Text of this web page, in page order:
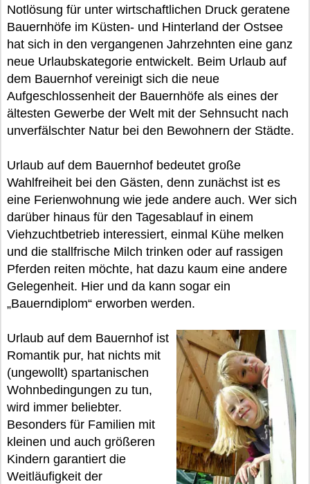
Notlösung für unter wirtschaftlichen Druck geratene
Bauernhöfe im Küsten- und Hinterland der Ostsee
hat sich in den vergangenen Jahrzehnten eine ganz
neue Urlaubskategorie entwickelt. Beim Urlaub auf
dem Bauernhof vereinigt sich die neue
Aufgeschlossenheit der Bauernhöfe als eines der
ältesten Gewerbe der Welt mit der Sehnsucht nach
unverfälschter Natur bei den Bewohnern der Städte.
Urlaub auf dem Bauernhof bedeutet große
Wahlfreiheit bei den Gästen, denn zunächst ist es
eine Ferienwohnung wie jede andere auch. Wer sich
darüber hinaus für den Tagesablauf in einem
Viehzuchtbetrieb interessiert, einmal Kühe melken
und die stallfrische Milch trinken oder auf rassigen
Pferden reiten möchte, hat dazu kaum eine andere
Gelegenheit. Hier und da kann sogar ein
„Bauerndiplom“ erworben werden.
Urlaub auf dem Bauernhof ist
Romantik pur, hat nichts mit
(ungewollt) spartanischen
Wohnbedingungen zu tun,
wird immer beliebter.
Besonders für Familien mit
kleinen und auch größeren
Kindern garantiert die
Weitläufigkeit der